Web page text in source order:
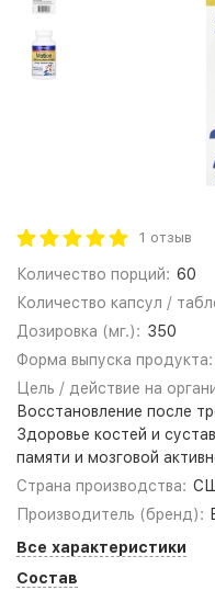
1 отзыв
Количество порций: 60
Количество капсул /
Дозировка (мг.): 350
Форма выпуска продукта:
Цель / действие на
Восстановление после
Здоровье костей и
памяти и мозговой
Страна производства:
Производитель (бренд):
Все характеристики
Состав